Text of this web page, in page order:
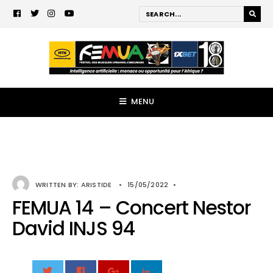
MENU
WRITTEN BY: ARISTIDE • 15/05/2022 •
FEMUA 14 – Concert Nestor
David INJS 94